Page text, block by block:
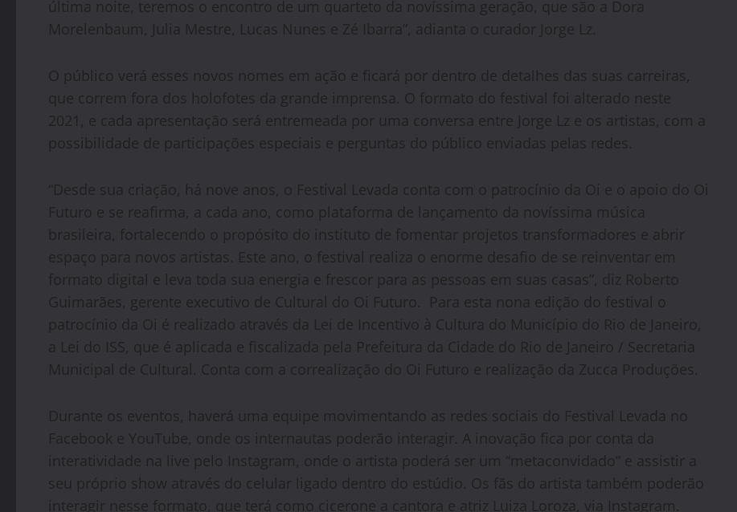
última noite, teremos o encontro de um quarteto da novíssima geração, que são a Dora
Morelenbaum, Julia Mestre, Lucas Nunes e Zé Ibarra”, adianta o curador Jorge Lz.
O público verá esses novos nomes em ação e ficará por dentro de detalhes das suas carreiras,
que correm fora dos holofotes da grande imprensa. O formato do festival foi alterado neste
2021, e cada apresentação será entremeada por uma conversa entre Jorge Lz e os artistas, com a
possibilidade de participações especiais e perguntas do público enviadas pelas redes.
“Desde sua criação, há nove anos, o Festival Levada conta com o patrocínio da Oi e o apoio do Oi
Futuro e se reafirma, a cada ano, como plataforma de lançamento da novíssima música
brasileira, fortalecendo o propósito do instituto de fomentar projetos transformadores e abrir
espaço para novos artistas. Este ano, o festival realiza o enorme desafio de se reinventar em
formato digital e leva toda sua energia e frescor para as pessoas em suas casas”, diz Roberto
Guimarães, gerente executivo de Cultural do Oi Futuro. Para esta nona edição do festival o
patrocínio da Oi é realizado através da Lei de Incentivo à Cultura do Município do Rio de Janeiro,
a Lei do ISS, que é aplicada e fiscalizada pela Prefeitura da Cidade do Rio de Janeiro / Secretaria
Municipal de Cultural. Conta com a correalização do Oi Futuro e realização da Zucca Produções.
Durante os eventos, haverá uma equipe movimentando as redes sociais do Festival Levada no
Facebook e YouTube, onde os internautas poderão interagir. A inovação fica por conta da
interatividade na live pelo Instagram, onde o artista poderá ser um “metaconvidado” e assistir a
seu próprio show através do celular ligado dentro do estúdio. Os fãs do artista também poderão
interagir nesse formato, que terá como cicerone a cantora e atriz Luiza Loroza, via Instagram.